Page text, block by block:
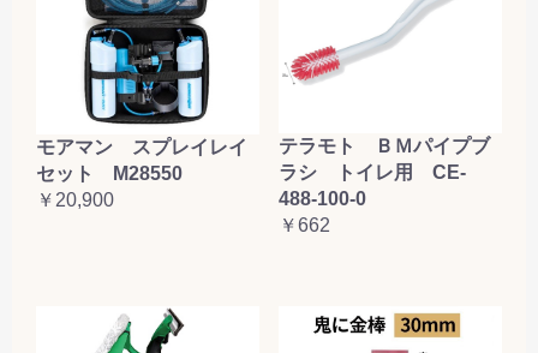
モアマン スプレイレイ
セット M28550
￥20,900
テラモト ＢＭパイプブ
ラシ トイレ用 CE-
488-100-0
￥662